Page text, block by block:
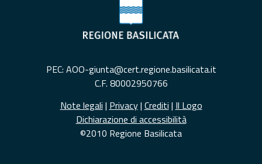
PEC: AOO-giunta@cert.regione.basilicata.it
C.F. 80002950766
Note legali | Privacy| Crediti | Il Logo
Dichiarazione di accessibilità
©2010 Regione Basilicata